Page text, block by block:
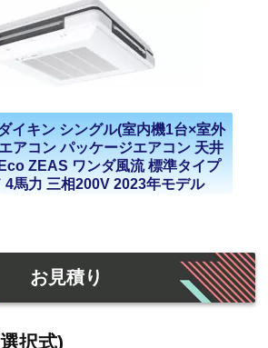
イキン シングル(室内機1台×室外
アコン パッケージエアコン 天井
ZEAS ワンダ風流 標準タイプ
4馬力 三相200V 2023年モデル
お見積り